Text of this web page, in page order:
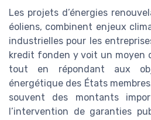
Les projets d’énergies
éoliens, combinent enjeux
industrielles pour les
kredit fonden y voit un moyen
tout en répondant aux
énergétique des États
souvent des montants
l’intervention de garanties